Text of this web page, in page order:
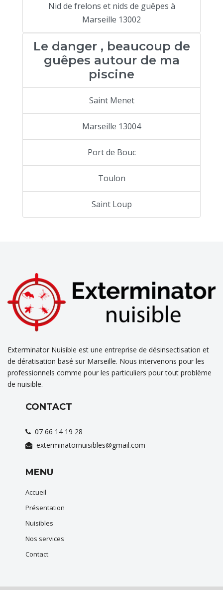
Nid de frelons et nids de guêpes à
Marseille 13002
Le danger , beaucoup de
guêpes autour de ma
piscine
Saint Menet
Marseille 13004
Port de Bouc
Toulon
Saint Loup
Exterminator Nuisible est une entreprise de désinsectisation et
de dératisation basé sur Marseille. Nous intervenons pour les
professionnels comme pour les particuliers pour tout problème
de nuisible.
CONTACT
07 66 14 19 28
exterminatornuisibles@gmail.com
MENU
Accueil
Présentation
Nuisibles
Nos services
Contact